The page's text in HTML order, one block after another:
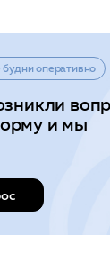
оперативно
и мы